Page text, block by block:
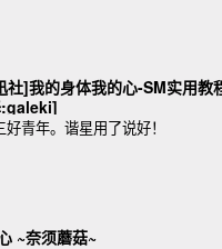
]我的身体我的心-SM实用教
:galeki]
青年。谐星用了说好！
~奈须蘑菇~